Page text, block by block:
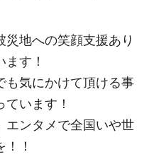
災地への笑顔支援あり
す！
も気にかけて頂ける事
ています！
エンタメで全国いや世
！